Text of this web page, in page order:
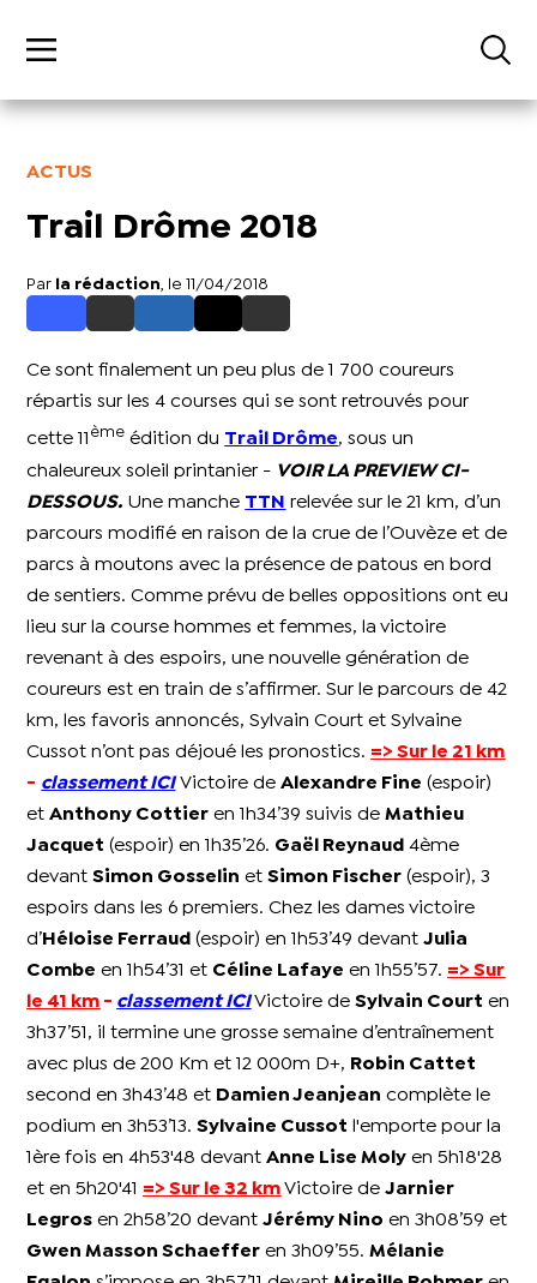
ACTUS
Trail Drôme 2018
Par la rédaction , le 11/04/2018
Ce sont finalement un peu plus de 1 700 coureurs
répartis sur les 4 courses qui se sont retrouvés pour
cette 11 ème édition du Trail Drôme, sous un
chaleureux soleil printanier - VOIR LA PREVIEW CI-
DESSOUS. Une manche TTN
relevée sur le 21 km, d’un
parcours modifié en raison de la crue de l’Ouvèze et de
parcs à moutons avec la présence de patous en bord
de sentiers. Comme prévu de belles oppositions ont eu
lieu sur la course hommes et femmes, la victoire
revenant à des espoirs, une nouvelle génération de
coureurs est en train de s’affirmer. Sur le parcours de 42
km, les favoris annoncés, Sylvain Court et Sylvaine
Cussot n’ont pas déjoué les pronostics. => Sur le 21 km
- classementICI Victoire de Alexandre Fine (espoir)
et Anthony Cottier en 1h34’39 suivis de Mathieu
Jacquet (espoir) en 1h35’26. Gaël Reynaud 4ème
devantSimon Gosselin etSimon Fischer (espoir), 3
espoirs dans les 6 premiers. Chez les dames victoire
d’ Héloise Ferraud (espoir) en 1h53’49 devantJulia
Combe en 1h54’31 et Céline Lafaye en 1h55’57. => Sur
le 41 km - classement ICIVictoire deSylvain Court en
3h37’51, il termine une grosse semaine d’entraînement
avec plus de 200 Km et 12 000m D+,
Robin Cattet
second en 3h43’48 et Damien Jeanjean complète le
podium en 3h53’13.Sylvaine Cussot
l'emporte pour la
1ère fois en 4h53'48 devant Anne Lise Moly en 5h18'28
et en 5h20'41 => Sur le 32 km Victoire deJarnier
Legros en 2h58’20 devantJérémy Nino en 3h08’59 et
Gwen Masson Schaeffer en 3h09’55. Mélanie